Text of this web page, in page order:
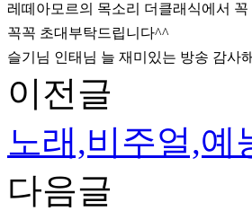
레떼아모르의 목소리 더클래식에서 꼭
꼭꼭 초대부탁드립니다^^
슬기님 인태님 늘 재미있는 방송 감사
이전글
노래,비주얼,예
다음글